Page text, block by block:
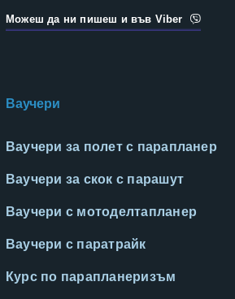
Можеш да ни пишеш и във Viber
Ваучери
Ваучери за полет с парапланер
Ваучери за скок с парашут
Ваучери с мотоделтапланер
Ваучери с паратрайк
Курс по парапланеризъм